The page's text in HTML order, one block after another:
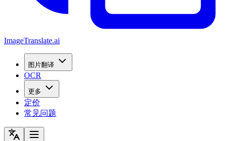
ImageTranslate.ai
图片翻译
OCR
更多
定价
常见问题